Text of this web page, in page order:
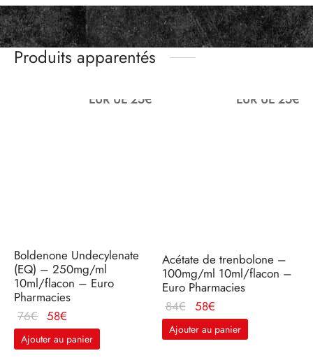
Produits apparentés
EUR UE 25€
Boldenone Undecylenate
(EQ) – 250mg/ml
10ml/flacon – Euro
Pharmacies
76€ Le prix
d'origine
était :
58€
prix
actuel
Ajouter au panier
EUR UE 25€
Acétate de trenbolone –
100mg/ml 10ml/flacon –
Euro Pharmacies
84€ Le prix
d'origine
était :
58€
prix
actuel
Ajouter au panier